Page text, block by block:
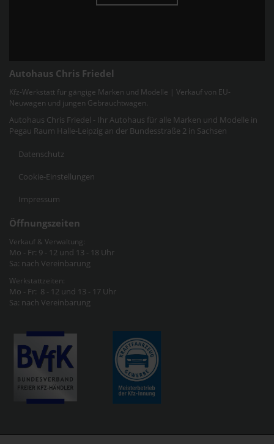
Autohaus Chris Friedel
Kfz-Werkstatt für gängige Marken und Modelle | Verkauf von EU-
Neuwagen und jungen Gebrauchtwagen.
Autohaus Chris Friedel - Ihr Autohaus für alle Marken und Modelle in
Pegau Raum Halle-Leipzig an der Bundesstraße 2 in Sachsen
Datenschutz
Cookie-Einstellungen
Impressum
Öffnungszeiten
Verkauf & Verwaltung:
Mo - Fr: 9 - 12 und 13 - 18 Uhr
Sa: nach Vereinbarung
Werkstattzeiten:
Mo - Fr: 8 - 12 und 13 - 17 Uhr
Sa: nach Vereinbarung